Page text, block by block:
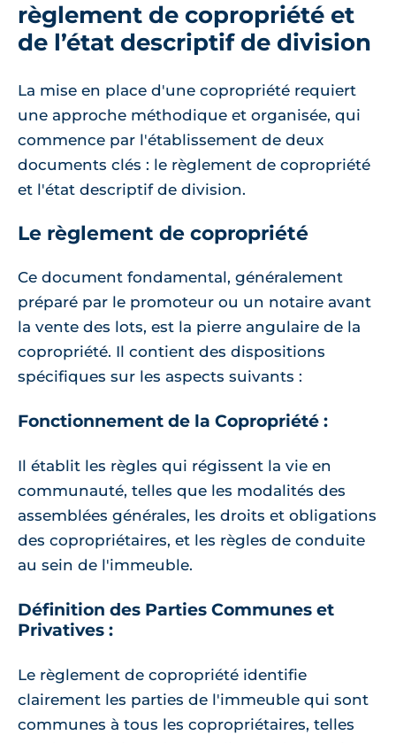
règlement de copropriété et
de l’état descriptif de division
La mise en place d'une copropriété requiert
une approche méthodique et organisée, qui
commence par l'établissement de deux
documents clés : le règlement de copropriété
et l'état descriptif de division.
Le règlement de copropriété
Ce document fondamental, généralement
préparé par le promoteur ou un notaire avant
la vente des lots, est la pierre angulaire de la
copropriété. Il contient des dispositions
spécifiques sur les aspects suivants :
Fonctionnement de la Copropriété :
Il établit les règles qui régissent la vie en
communauté, telles que les modalités des
assemblées générales, les droits et obligations
des copropriétaires, et les règles de conduite
au sein de l'immeuble.
Définition des Parties Communes et
Privatives :
Le règlement de copropriété identifie
clairement les parties de l'immeuble qui sont
communes à tous les copropriétaires, telles